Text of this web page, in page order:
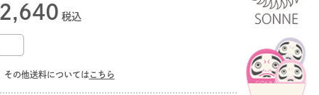
2,640 税込
その他送料については こちら